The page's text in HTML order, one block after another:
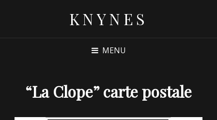
KNYNES
MENU
“La Clope” carte postale